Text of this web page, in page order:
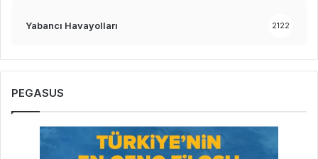
Yabancı Havayolları 2122
PEGASUS